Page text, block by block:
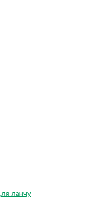
ланчу